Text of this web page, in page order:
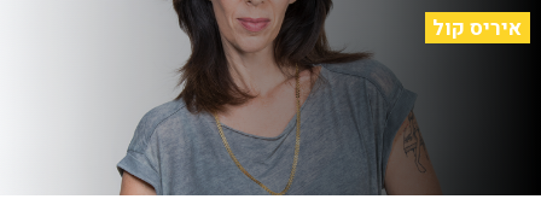
איריס קול